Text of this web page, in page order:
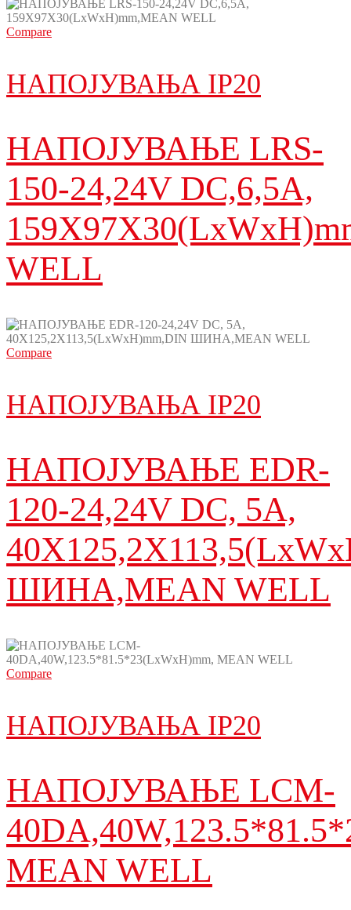
Compare
НАПОЈУВАЊА IP20
НАПОЈУВАЊЕ LRS-
150-24,24V DC,6,5A,
WELL
Compare
НАПОЈУВАЊА IP20
НАПОЈУВАЊЕ ЕDR-
120-24,24V DC, 5A,
ШИНА,MEAN WELL
Compare
НАПОЈУВАЊА IP20
НАПОЈУВАЊЕ LCM-
MEAN WELL